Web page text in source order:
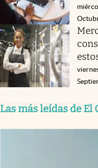
Las más leídas de El